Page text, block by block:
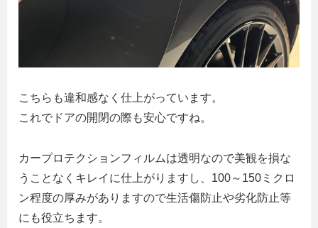
こちらも違和感なく仕上がっています。
これでドアの開閉の際も安心ですね。
カープロテクションフィルムは透明なので美観を損な
うことなくキレイに仕上がりますし、100～150ミクロ
ン程度の厚みがありますので生活傷防止や劣化防止等
にも役立ちます。